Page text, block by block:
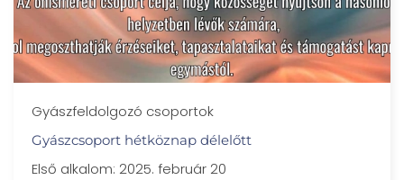
Gyászfeldolgozó csoportok
Gyászcsoport hétköznap délelőtt
Első alkalom: 2025. február 20